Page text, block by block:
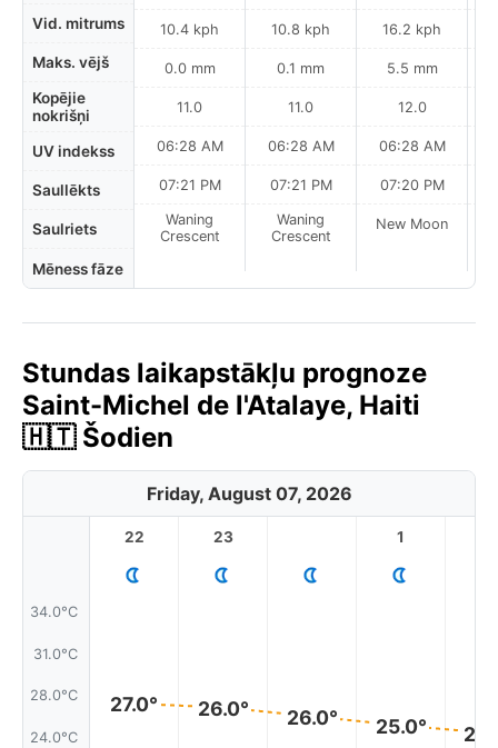
Vid. mitrums
Maks. vējš
Kopējie
nokrišņi
UV indekss
Saullēkts
Saulriets
Mēness fāze
10.4 kph
0.0 mm
11.0
06:28 AM
07:21 PM
Waning
Crescent
10.8 kph
0.1 mm
11.0
06:28 AM
07:21 PM
Waning
Crescent
16.2 kph
5.5 mm
12.0
06:28 AM
07:20 PM
New Moon
Stundas laikapstākļu prognoze
Saint-Michel de l'Atalaye, Haiti
🇭🇹 Šodien
Friday, August 07, 2026
34.0°C
31.0°C
28.0°C
24.0°C
22
27.0°
23
26.0° 26.0°
1
25.0°